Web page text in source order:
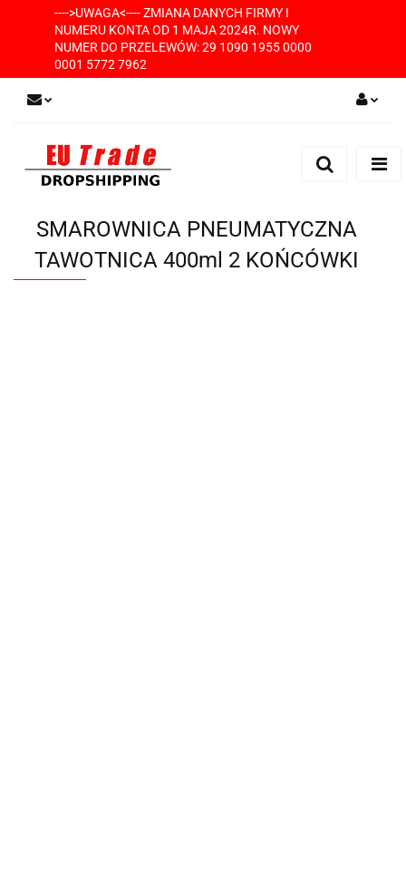
---->UWAGA<---- ZMIANA DANYCH FIRMY I
NUMERU KONTA OD 1 MAJA 2024R. NOWY
NUMER DO PRZELEWÓW: 29 1090 1955 0000
0001 5772 7962
Zarejestruj się
SMAROWNICA PNEUMATYCZNA
TAWOTNICA 400ml 2 KOŃCÓWKI